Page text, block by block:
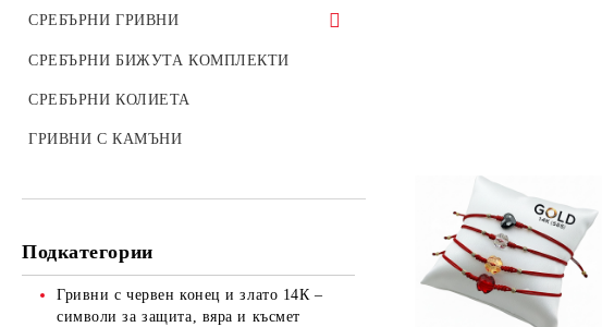
ГРИВНИ КОНЕЦ И СРЕБЪРНО
ДЕТЕЛИНА
КОНЕЦ И СРЕБЪРНА
ГРИВНИ КОНЕЦ СРЕБРО И
ЕСТЕСТВЕНИ КАМЪНИ
ВСИЧКИ СРЕБЪРНИ ОБЕЦИ
СРЕБЪРНИ ОБЕЦИ ХАЛКИ
сребърни обеци с английско
сребърни обеци със жълто родиево
детски сребърни обеци
СРЕБЪРНИ ГРИВНИ
ВСИЧКИ СРЕБЪРНИ ГРИВНИ
ТВЪРДИ СРЕБЪРНИ ГРИВНИ
СРЕБЪРНИ БИЖУТА КОМПЛЕКТИ
СРЕБЪРНИ КОЛИЕТА
ГРИВНИ С КАМЪНИ
Подкатегории
Гривни с червен конец и злато 14К –
символи за защита, вяра и късмет